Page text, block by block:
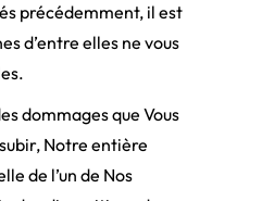
précédemment, il est
d’entre elles ne vous
dommages que Vous
Notre entière
de l’un de Nos